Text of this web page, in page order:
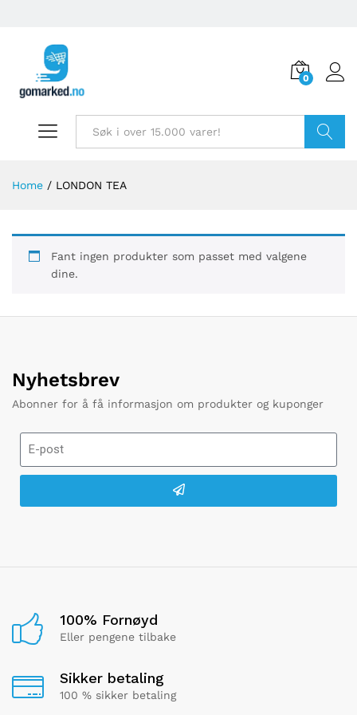
0
Home / LONDON TEA
Fant ingen produkter som passet med valgene
dine.
Nyhetsbrev
Abonner for å få informasjon om produkter og kuponger
100% Fornøyd
Eller pengene tilbake
Sikker betaling
100 % sikker betaling